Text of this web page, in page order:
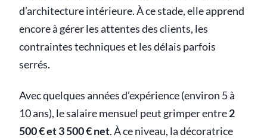
d’architecture intérieure. À ce stade, elle apprend
encore à gérer les attentes des clients, les
contraintes techniques et les délais parfois
serrés.
Avec quelques années d’expérience (environ 5 à
10 ans), le salaire mensuel peut grimper entre2
500 € et 3 500 € net. À ce niveau, la décoratrice